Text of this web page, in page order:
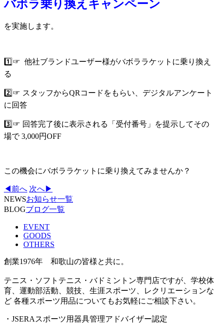
バボラ乗り換えキャンペーン
を実施します。
1️⃣☞ 他社ブランドユーザー様がバボララケットに乗り換え
る
2️⃣☞ スタッフからQRコードをもらい、デジタルアンケート
に回答
3️⃣☞ 回答完了後に表示される「受付番号」を提示してその
場で 3,000円OFF
この機会にバボララケットに乗り換えてみませんか？
◀前へ 次へ▶
NEWSお知らせ一覧
BLOGブログ一覧
EVENT
GOODS
OTHERS
創業1976年 和歌山の皆様と共に。
テニス・ソフトテニス・バドミントン専門店ですが、学校体
育、運動部活動、競技、生涯スポーツ、レクリエーションな
ど 各種スポーツ用品についてもお気軽にご相談下さい。
・JSERAスポーツ用器具管理アドバイザー認定